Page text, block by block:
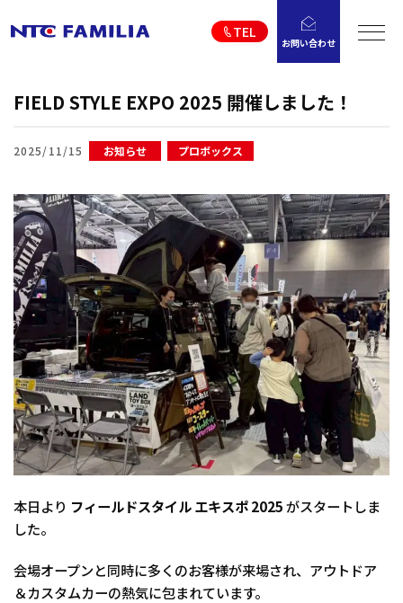
TEL
お問い合わせ
FIELD STYLE EXPO 2025 開催しました！
2025/11/15 お知らせ プロボックス
本日より フィールドスタイル エキスポ 2025がスタートしま
した。
会場オープンと同時に多くのお客様が来場され、アウトドア
＆カスタムカーの熱気に包まれています。